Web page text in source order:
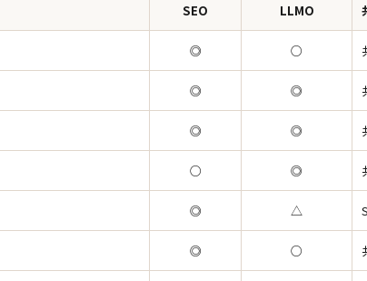
SEO LLMO
◎ ○
◎ ◎
◎ ◎
○ ◎
◎ △
◎ ○